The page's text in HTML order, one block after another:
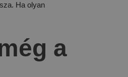
Ha olyan
a